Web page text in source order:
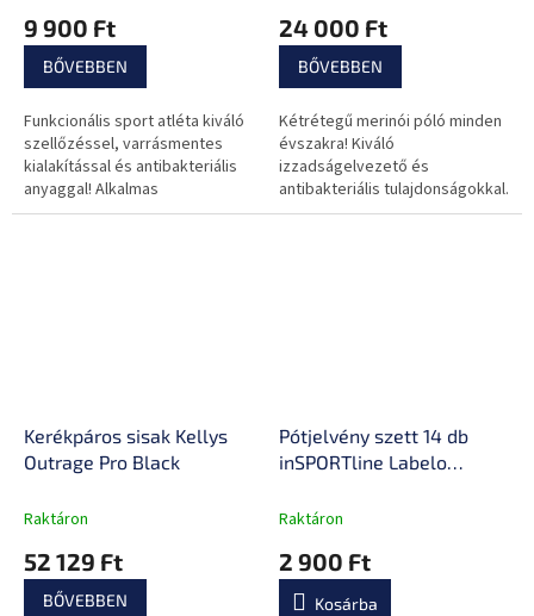
szabás
9 900 Ft
BŐVEBBEN
Funkcionális sport atléta kiváló
szellőzéssel, varrásmentes
kialakítással és antibakteriális
anyaggal! Alkalmas
alaprétegként.
24 000 Ft
BŐVEBBEN
Kétrétegű merinói póló minden
évszakra! Kiváló
izzadságelvezető és
antibakteriális tulajdonságokkal.
Kerékpáros sisak Kellys
Outrage Pro Black
Raktáron
52 129 Ft
BŐVEBBEN
Pótjelvény szett 14 db
inSPORTline Labelo
tépőzáras rögzítés,
Raktáron
2 900 Ft
Kosárba